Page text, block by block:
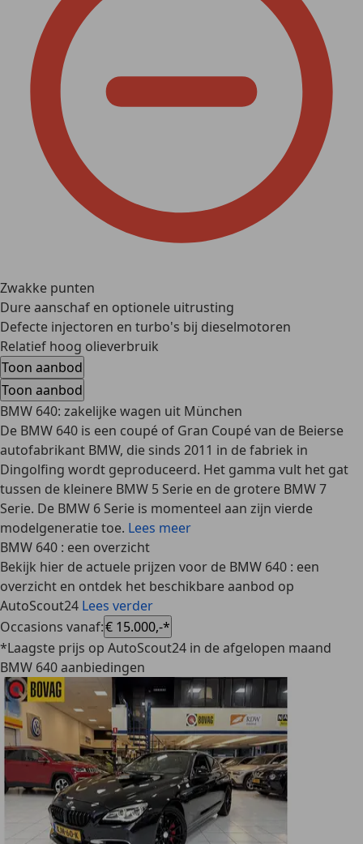
Zwakke punten
Dure aanschaf en optionele uitrusting
Defecte injectoren en turbo's bij dieselmotoren
Relatief hoog olieverbruik
Toon aanbod
Toon aanbod
BMW 640: zakelijke wagen uit München
De BMW 640 is een coupé of Gran Coupé van de Beierse
autofabrikant BMW, die sinds 2011 in de fabriek in
Dingolfing wordt geproduceerd. Het gamma vult het gat
tussen de kleinere BMW 5 Serie en de grotere BMW 7
Serie. De BMW 6 Serie is momenteel aan zijn vierde
modelgeneratie toe. Lees meer
BMW 640 : een overzicht
Bekijk hier de actuele prijzen voor de BMW 640 : een
overzicht en ontdek het beschikbare aanbod op
AutoScout24 Lees verder
Occasions vanaf:€ 15.000,-*
*Laagste prijs op AutoScout24 in de afgelopen maand
BMW 640 aanbiedingen